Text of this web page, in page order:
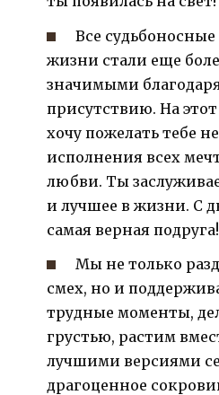
Все
жизни стали еще
значимыми
присутствию. На
хочу пожелать тебе
исполнения всех
любви. Ты
и лучшее в жизни. С
самая верная подруга!
Мы не только
смех, но и
трудные моменты,
грустью, растим
лучшими версиями
драгоценное